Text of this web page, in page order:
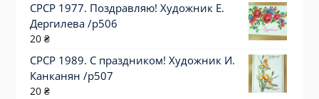
СРСР 1977. Поздравляю! Художник Е.
Дергилева /р506
20 ₴
СРСР 1989. С праздником! Художник И.
Канканян /р507
20 ₴